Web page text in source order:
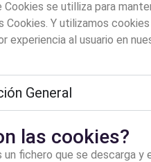
Cookies se utilliza para
Cookies. Y utilizamos
experiencia al usuario en
General
las cookies?
un fichero que se descarga y